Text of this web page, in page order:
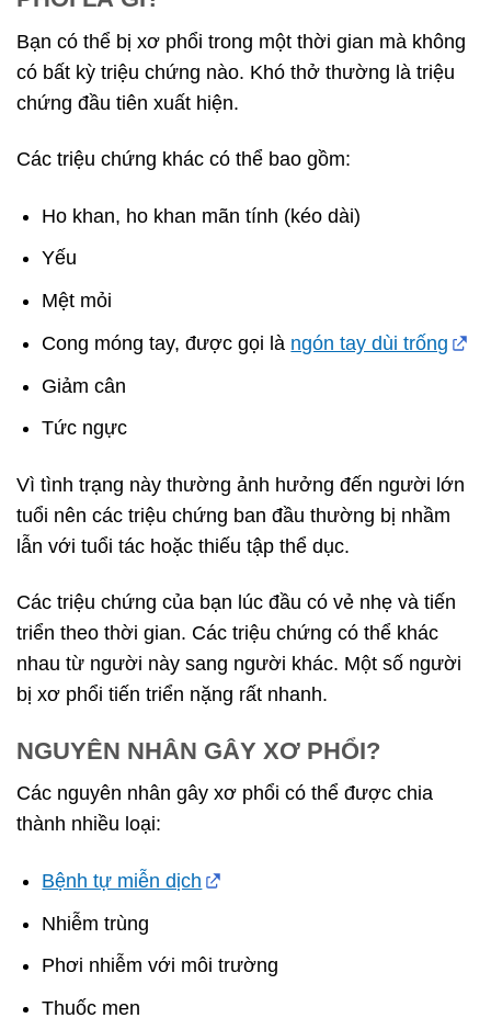
Bạn có thể bị xơ phổi trong một thời gian mà không
có bất kỳ triệu chứng nào. Khó thở thường là triệu
chứng đầu tiên xuất hiện.
Các triệu chứng khác có thể bao gồm:
Ho khan, ho khan mãn tính (kéo dài)
Yếu
Mệt mỏi
Cong móng tay, được gọi là ngón tay dùi trống
Giảm cân
Tức ngực
Vì tình trạng này thường ảnh hưởng đến người lớn
tuổi nên các triệu chứng ban đầu thường bị nhầm
lẫn với tuổi tác hoặc thiếu tập thể dục.
Các triệu chứng của bạn lúc đầu có vẻ nhẹ và tiến
triển theo thời gian. Các triệu chứng có thể khác
nhau từ người này sang người khác. Một số người
bị xơ phổi tiến triển nặng rất nhanh.
NGUYÊN NHÂN GÂY XƠ PHỔI?
Các nguyên nhân gây xơ phổi có thể được chia
thành nhiều loại:
Bệnh tự miễn dịch
Nhiễm trùng
Phơi nhiễm với môi trường
Thuốc men